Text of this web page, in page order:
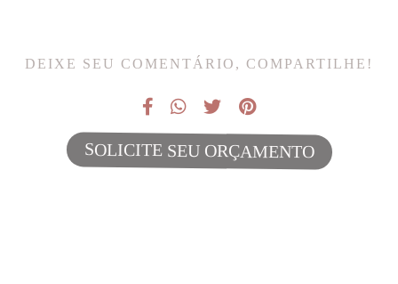
DEIXE SEU COMENTÁRIO, COMPARTILHE!
SOLICITE SEU ORÇAMENTO